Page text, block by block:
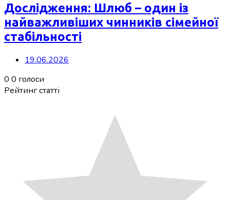
Дослідження: Шлюб – один із
найважливіших чинників сімейної
стабільності
19.06.2026
0 0 голоси
Рейтинг статті